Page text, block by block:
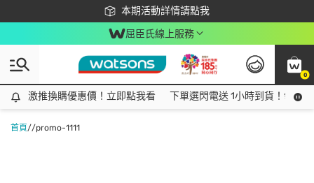
本期活動詳情請點我
下載app最高回饋$350
屈臣氏線上服務
0
激推換購優惠價！立即點我看
激推換購優惠價！立即點我看 下單選閃電送 1小時到貨！領神
首頁//promo-1111